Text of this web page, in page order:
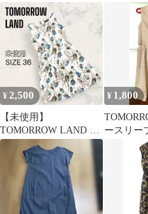
ス ゆったり 美品
ペチコー
¥2,500
【未使用】
TOMORROW LAND ウ
エストタック 暈し フラ
ワー ワンピース
¥ 1,800
ースリー